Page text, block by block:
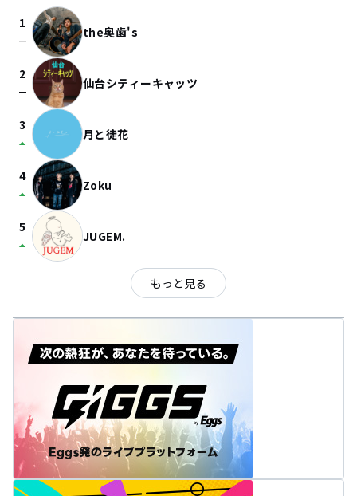
1
check_indeterminate_small the奥歯's
2
check_indeterminate_small 仙台シティーキャッツ
3
arrow_drop_up 月と徒花
4
arrow_drop_up Zoku
5
arrow_drop_up JUGEM.
もっと見る